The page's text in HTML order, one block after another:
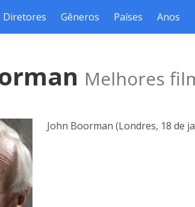
Diretores Gêneros Países Anos
Melhores
John Boorman (Londres, 18 de